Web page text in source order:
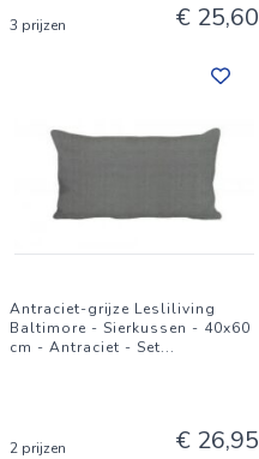
3 prijzen € 25,60
Antraciet-grijze Lesliliving
Baltimore - Sierkussen - 40x60
cm - Antraciet - Set...
2 prijzen € 26,95